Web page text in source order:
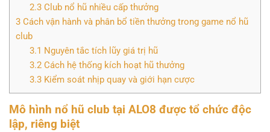
2.3Club nổ hũ nhiều cấp thưởng
3 Cách vận hành và phân bổ tiền thưởng trong game nổ hũ
club
3.1 Nguyên tắc tích lũy giá trị hũ
3.2Cách hệ thống kích hoạt hũ thưởng
3.3Kiểm soát nhịp quay và giới hạn cược
Mô hình nổ hũ club tại ALO8 được tổ chức độc
lập, riêng biệt